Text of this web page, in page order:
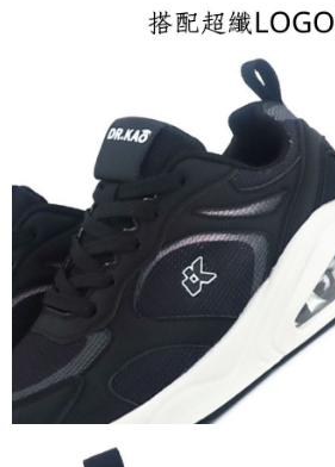
每筆NT$100，滿NT$2,000(含以上)免運費